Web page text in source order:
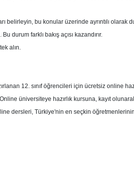
belirleyin, bu konular üzerinde ayrıntılı olarak
durum farklı bakış açısı kazandırır.
alın.
12. sınıf öğrencileri için ücretsiz online
üniversiteye hazırlık kursuna, kayıt
dersleri, Türkiye'nin en seçkin